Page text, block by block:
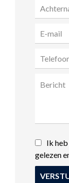
Ik heb
gelezen